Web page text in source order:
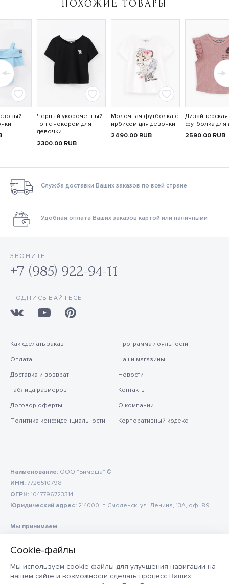
Мы используем cookie-файлы для улучшения навигации на
нашем сайте и возможности сделать процесс Ваших
ПОХОЖИЕ ТОВАРЫ
Чёрный укороченный
топ с чокером для
девочки
2300.00 RUB
Молочная футболка с
ирбисом для девочки
2490.00 RUB
Дизайнерская
футболка для
2590.00 RUB
Служба доставки Ваших заказов по всей стране
Удобная оплата Ваших заказов картой или наличными
ЗВОНИТЕ
+7 (985) 922-94-11
ПОДПИСЫВАЙТЕСЬ
Как сделать заказ
Оплата
Доставка и возврат
Таблица размеров
Договор оферты
Политика конфиденциальности
Программа лояльности
Наши магазины
Новости
Контакты
О компании
Корпоративный кодекс
Наименование: ООО "Бимоша" ©
ИНН: 7726510798
ОГРН: 1047796723314
Юридический адрес: 214000, г. Смоленск, ул. Ленина, 13А, оф. 89
Мы принимаем